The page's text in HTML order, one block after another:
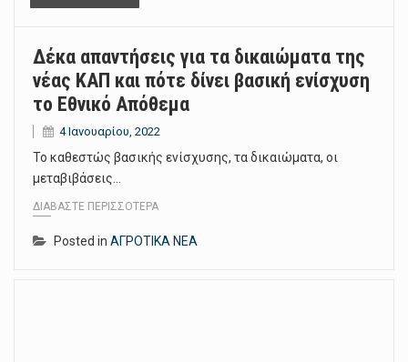
Δέκα απαντήσεις για τα δικαιώματα της
νέας ΚΑΠ και πότε δίνει βασική ενίσχυση
το Εθνικό Απόθεμα
4 Ιανουαρίου, 2022
Το καθεστώς βασικής ενίσχυσης, τα δικαιώµατα, οι
µεταβιβάσεις…
ΔΙΑΒΆΣΤΕ ΠΕΡΙΣΣΌΤΕΡΑ
Posted in ΑΓΡΟΤΙΚΑ ΝΕΑ